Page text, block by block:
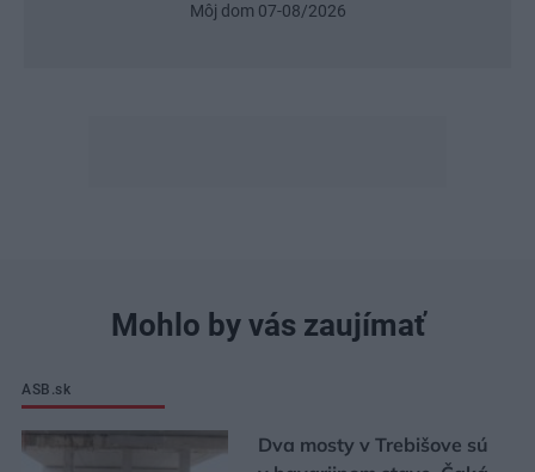
Môj dom 07-08/2026
Mohlo by vás zaujímať
ASB.sk
Dva mosty v Trebišove sú